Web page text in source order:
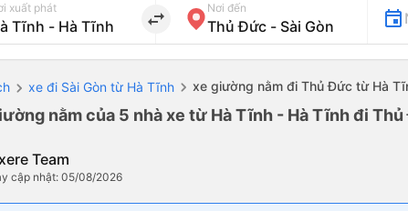
xuất phát
import_export
Nơi đến
xe đi Sài Gòn từ Hà Tĩnh xe giường nằm đi Thủ Đức từ Hà
nằm của 5 nhà xe từ Hà Tĩnh - Hà Tĩnh đi
Team
cập nhật: 05/08/2026